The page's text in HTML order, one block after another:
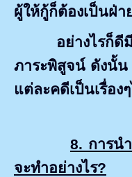
ผู้ให้กู้ก็ต้องเป็นฝ่
อย่างไรก็
ภาระพิสูจน์ ดังนั้น
แต่ละคดีเป็นเรื่อง
8. การน
จะทำอย่างไร?